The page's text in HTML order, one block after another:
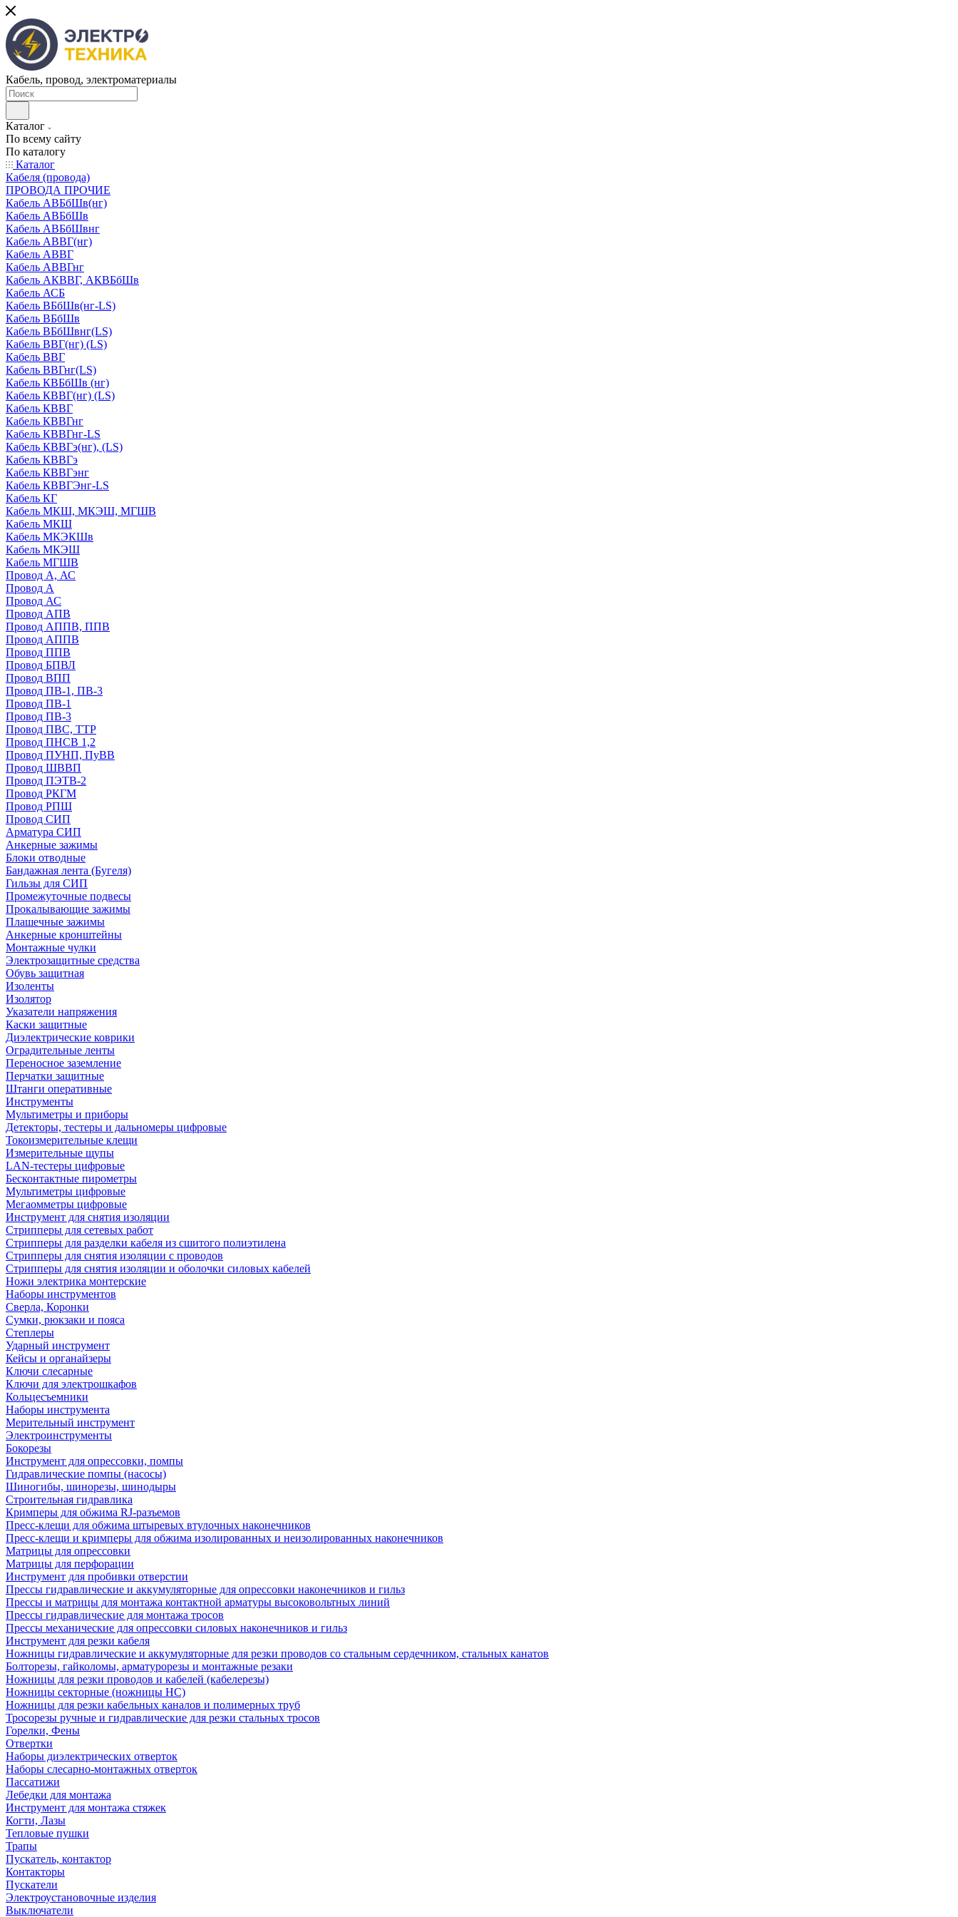
Кабель, провод, электроматериалы
Каталог
По всему сайту
По каталогу
Каталог
Кабеля (провода)
ПРОВОДА ПРОЧИЕ
Кабель АВБбШв(нг)
Кабель АВБбШв
Кабель АВБбШвнг
Кабель АВВГ(нг)
Кабель АВВГ
Кабель АВВГнг
Кабель АКВВГ, АКВБбШв
Кабель АСБ
Кабель ВБбШв(нг-LS)
Кабель ВБбШв
Кабель ВБбШвнг(LS)
Кабель ВВГ(нг) (LS)
Кабель ВВГ
Кабель ВВГнг(LS)
Кабель КВБбШв (нг)
Кабель КВВГ(нг) (LS)
Кабель КВВГ
Кабель КВВГнг
Кабель КВВГнг-LS
Кабель КВВГэ(нг), (LS)
Кабель КВВГэ
Кабель КВВГэнг
Кабель КВВГЭнг-LS
Кабель КГ
Кабель МКШ, МКЭШ, МГШВ
Кабель МКШ
Кабель МКЭКШв
Кабель МКЭШ
Кабель МГШВ
Провод А, АС
Провод А
Провод АС
Провод АПВ
Провод АППВ, ППВ
Провод АППВ
Провод ППВ
Провод БПВЛ
Провод ВПП
Провод ПВ-1, ПВ-3
Провод ПВ-1
Провод ПВ-3
Провод ПВС, ТТР
Провод ПНСВ 1,2
Провод ПУНП, ПуВВ
Провод ШВВП
Провод ПЭТВ-2
Провод РКГМ
Провод РПШ
Провод СИП
Арматура СИП
Анкерные зажимы
Блоки отводные
Бандажная лента (Бугеля)
Гильзы для СИП
Промежуточные подвесы
Прокалывающие зажимы
Плашечные зажимы
Анкерные кронштейны
Монтажные чулки
Электрозащитные средства
Обувь защитная
Изоленты
Изолятор
Указатели напряжения
Каски защитные
Диэлектрические коврики
Оградительные ленты
Переносное заземление
Перчатки защитные
Штанги оперативные
Инструменты
Мультиметры и приборы
Детекторы, тестеры и дальномеры цифровые
Токоизмерительные клещи
Измерительные щупы
LAN-тестеры цифровые
Бесконтактные пирометры
Мультиметры цифровые
Мегаомметры цифровые
Инструмент для снятия изоляции
Стрипперы для сетевых работ
Стрипперы для разделки кабеля из сшитого полиэтилена
Cтрипперы для снятия изоляции с проводов
Стрипперы для снятия изоляции и оболочки силовых кабелей
Ножи электрика монтерские
Наборы инструментов
Сверла, Коронки
Сумки, рюкзаки и пояса
Степлеры
Ударный инструмент
Кейсы и органайзеры
Ключи слесарные
Ключи для электрошкафов
Кольцесъемники
Наборы инструмента
Мерительный инструмент
Электроинструменты
Бокорезы
Инструмент для опрессовки, помпы
Гидравлические помпы (насосы)
Шиногибы, шинорезы, шинодыры
Строительная гидравлика
Кримперы для обжима RJ-разъемов
Пресс-клещи для обжима штыревых втулочных наконечников
Пресс-клещи и кримперы для обжима изолированных и неизолированных наконечников
Матрицы для опрессовки
Матрицы для перфорации
Инструмент для пробивки отверстии
Прессы гидравлические и аккумуляторные для опрессовки наконечников и гильз
Прессы и матрицы для монтажа контактной арматуры высоковольтных линий
Прессы гидравлические для монтажа тросов
Прессы механические для опрессовки силовых наконечников и гильз
Инструмент для резки кабеля
Ножницы гидравлические и аккумуляторные для резки проводов со стальным сердечником, стальных канатов
Болторезы, гайколомы, арматурорезы и монтажные резаки
Ножницы для резки проводов и кабелей (кабелерезы)
Ножницы секторные (ножницы НС)
Ножницы для резки кабельных каналов и полимерных труб
Тросорезы ручные и гидравлические для резки стальных тросов
Горелки, Фены
Отвертки
Наборы диэлектрических отверток
Наборы слесарно-монтажных отверток
Пассатижи
Лебедки для монтажа
Инструмент для монтажа стяжек
Когти, Лазы
Тепловые пушки
Трапы
Пускатель, контактор
Контакторы
Пускатели
Электроустановочные изделия
Выключатели